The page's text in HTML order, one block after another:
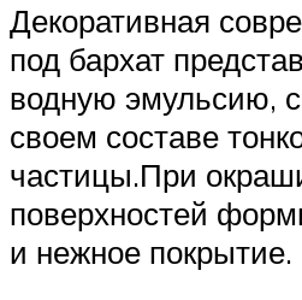
Декоративная
под бархат
водную эмульсию,
своем составе
частицы.При
поверхностей
и нежное покрытие.